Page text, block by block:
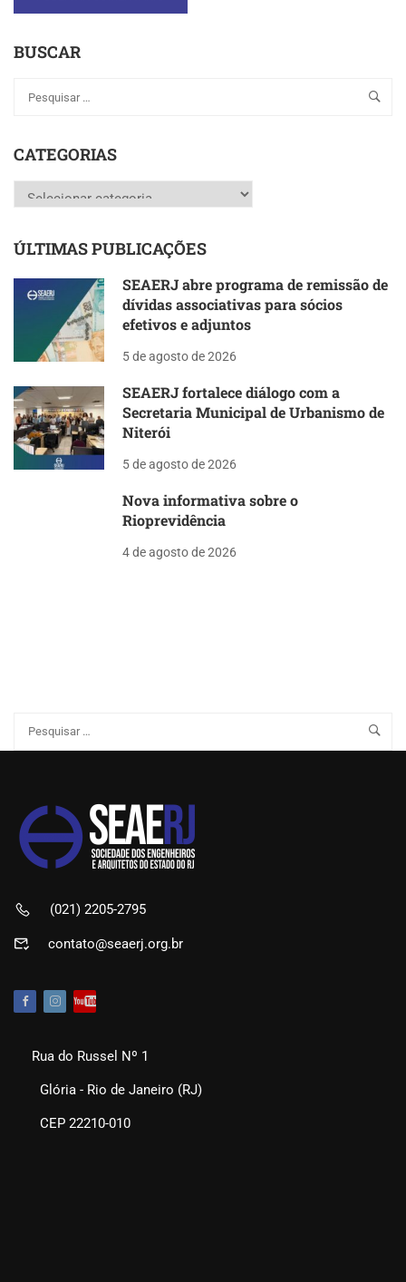
BUSCAR
CATEGORIAS
Categorias
ÚLTIMAS PUBLICAÇÕES
SEAERJ abre programa de remissão de
dívidas associativas para sócios
efetivos e adjuntos
5 de agosto de 2026
SEAERJ fortalece diálogo com a
Secretaria Municipal de Urbanismo de
Niterói
5 de agosto de 2026
Nova informativa sobre o
Rioprevidência
4 de agosto de 2026
(021) 2205-2795
contato@seaerj.org.br
Rua do Russel Nº 1
Glória - Rio de Janeiro (RJ)
CEP 22210-010